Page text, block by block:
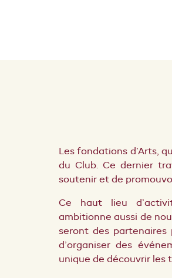
Les fondations d’Arts,
du Club. Ce dernier
soutenir et de
Ce haut lieu
ambitionne aussi de
seront des partenaires
d’organiser des
unique de découvrir les